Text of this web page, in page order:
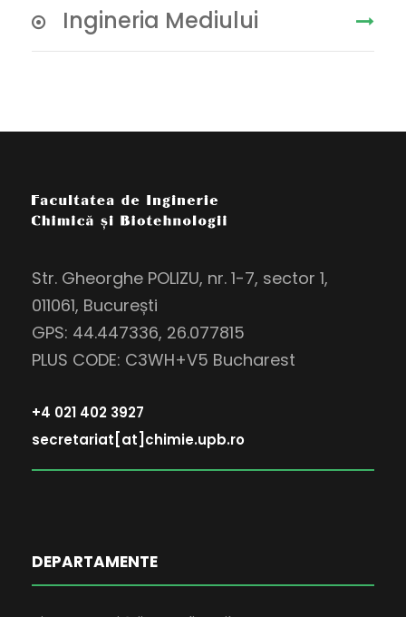
Ingineria Mediului
Str. Gheorghe POLIZU, nr. 1-7, sector 1,
011061, București
GPS: 44.447336, 26.077815
PLUS CODE: C3WH+V5 Bucharest
+4 021 402 3927
secretariat[at]chimie.upb.ro
DEPARTAMENTE